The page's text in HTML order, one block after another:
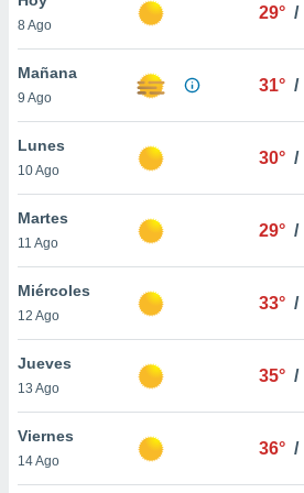
en
más
nuestra
de
cookies
aceptar
8 Ago
29° /
Mañana
9 Ago
31° /
Lunes
10 Ago
30° /
Martes
11 Ago
29° /
Miércoles
12 Ago
33° /
Jueves
13 Ago
35° /
Viernes
14 Ago
36° /